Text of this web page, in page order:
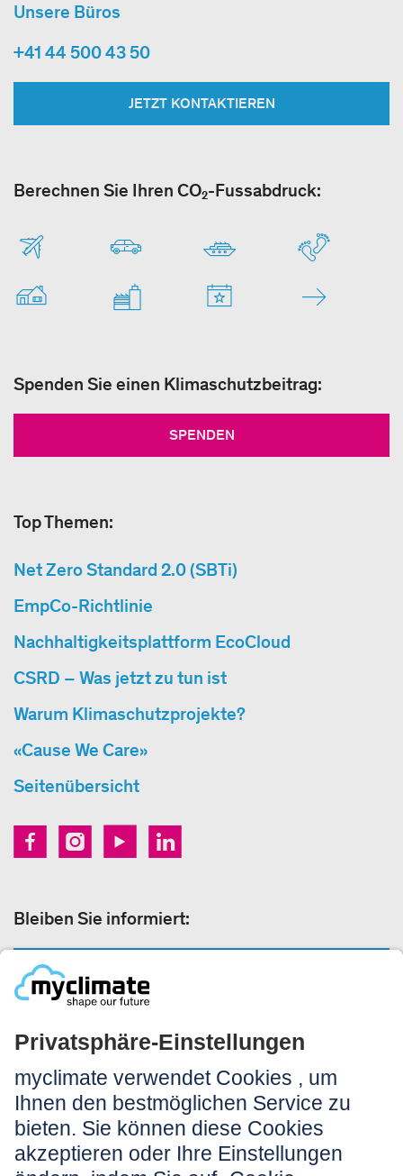
Unsere Büros
+41 44 500 43 50
JETZT KONTAKTIEREN
Berechnen Sie Ihren CO₂-Fussabdruck:
Spenden Sie einen Klimaschutzbeitrag:
SPENDEN
Top Themen:
Net Zero Standard 2.0 (SBTi)
EmpCo-Richtlinie
Nachhaltigkeitsplattform EcoCloud
CSRD – Was jetzt zu tun ist
Warum Klimaschutzprojekte?
«Cause We Care»
Seitenübersicht
Bleiben Sie informiert:
Rechtliches:
Impressum
Nutzungshinweis